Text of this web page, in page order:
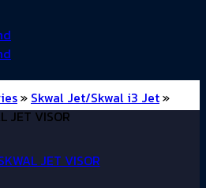
» Skwal Jet/Skwal i3 Jet»
JET VISOR